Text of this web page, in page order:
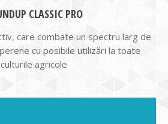
CLASSIC PRO
care combate un spectru larg de
cu posibile utilizări la toate
culturile agricole